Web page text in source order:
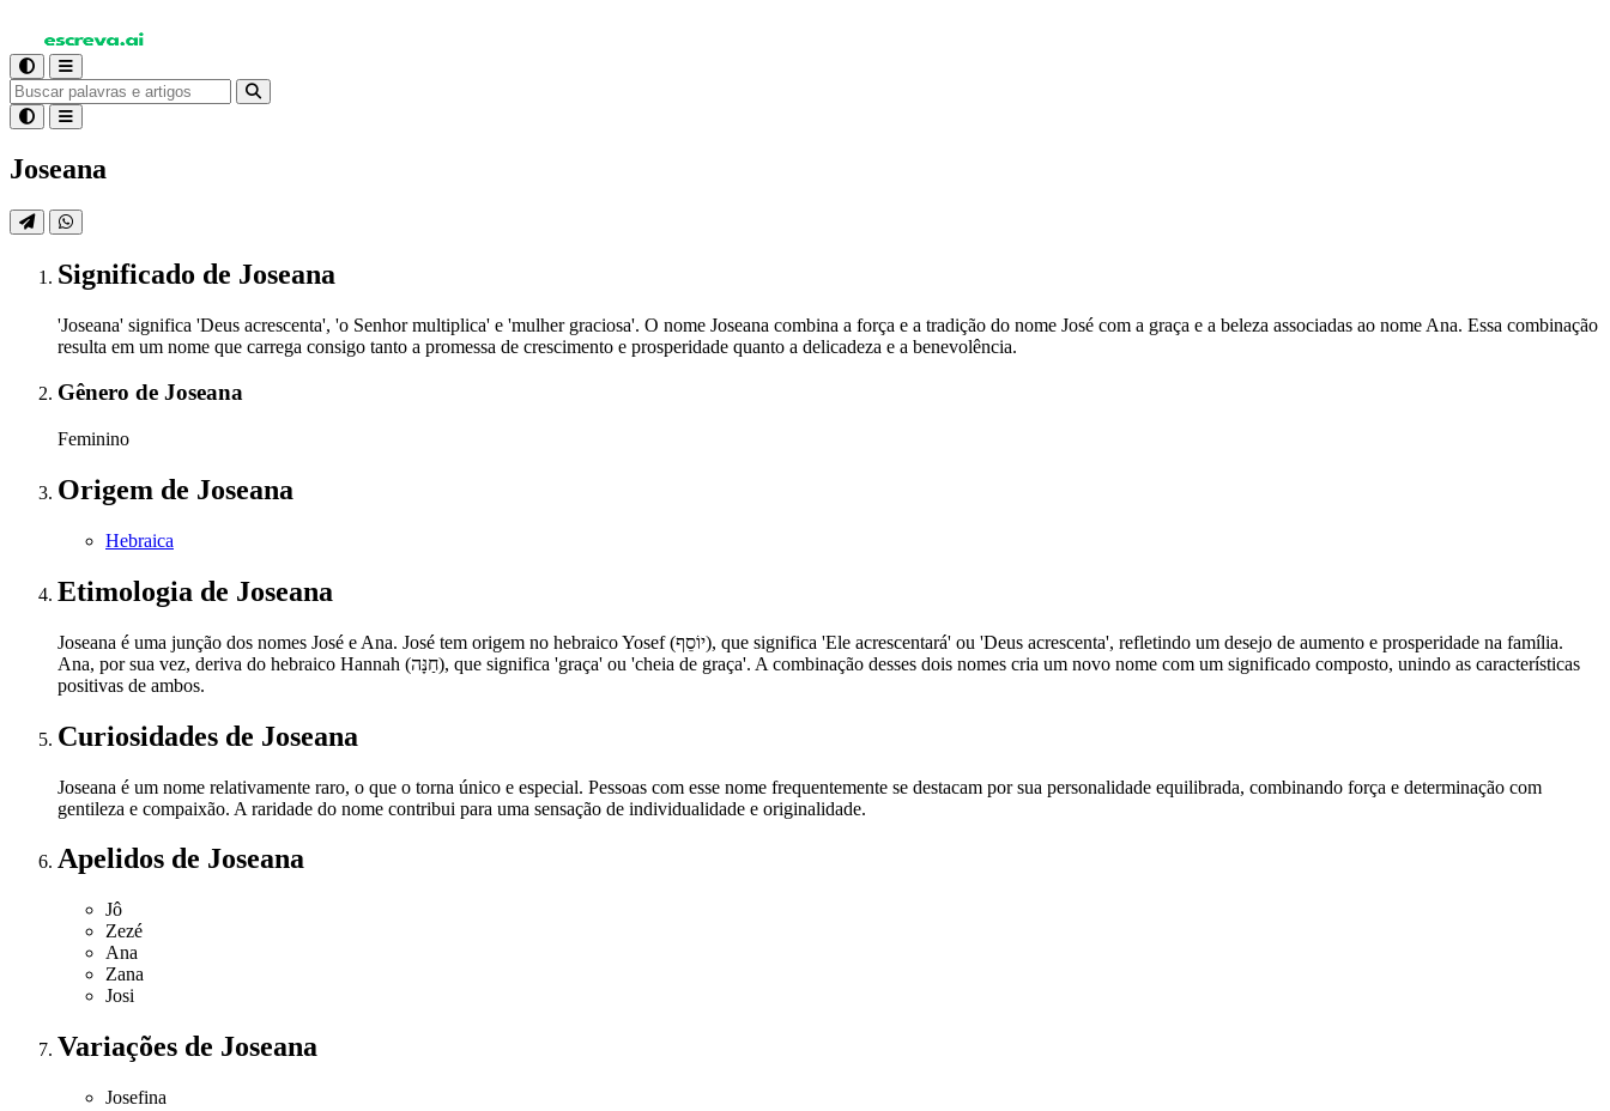
Joseana
Significado de Joseana
'Joseana' significa 'Deus acrescenta', 'o Senhor multiplica' e 'mulher graciosa'. O nome Joseana combina a força e a tradição do nome José com a graça e a beleza associadas ao nome Ana. Essa combinação
resulta em um nome que carrega consigo tanto a promessa de crescimento e prosperidade quanto a delicadeza e a benevolência.
Gênero de Joseana
Feminino
Origem de Joseana
Hebraica
Etimologia de Joseana
Joseana é uma junção dos nomes José e Ana. José tem origem no hebraico Yosef (יוֹסֵף), que significa 'Ele acrescentará' ou 'Deus acrescenta', refletindo um desejo de aumento e prosperidade na família.
Ana, por sua vez, deriva do hebraico Hannah (חַנָּה), que significa 'graça' ou 'cheia de graça'. A combinação desses dois nomes cria um novo nome com um significado composto, unindo as características
positivas de ambos.
Curiosidades de Joseana
Joseana é um nome relativamente raro, o que o torna único e especial. Pessoas com esse nome frequentemente se destacam por sua personalidade equilibrada, combinando força e determinação com
gentileza e compaixão. A raridade do nome contribui para uma sensação de individualidade e originalidade.
Apelidos de Joseana
Jô
Zezé
Ana
Zana
Josi
Variações de Joseana
Josefina